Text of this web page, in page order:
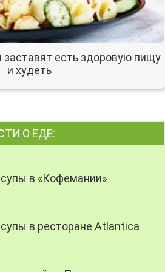
заставят есть здоровую пищу
и худеть
О ЕДЕ:
в «Кофемании»
в ресторане Atlantica